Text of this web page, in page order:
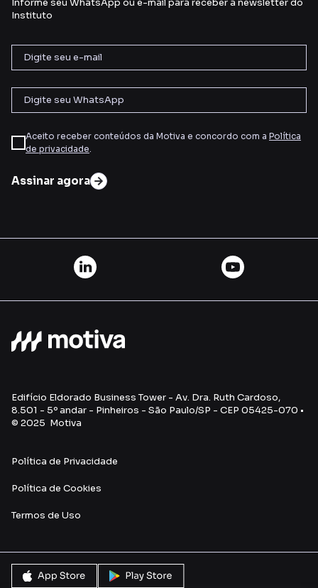
Instituto
Aceito receber conteúdos da Motiva e concordo com a Política
de privacidade
Assinar agora
Edifício Eldorado Business Tower - Av. Dra. Ruth Cardoso,
8.501 - 5º andar - Pinheiros - São Paulo/SP - CEP 05425-070 •
© 2025 Motiva
Política de Privacidade
Política de Cookies
Termos de Uso